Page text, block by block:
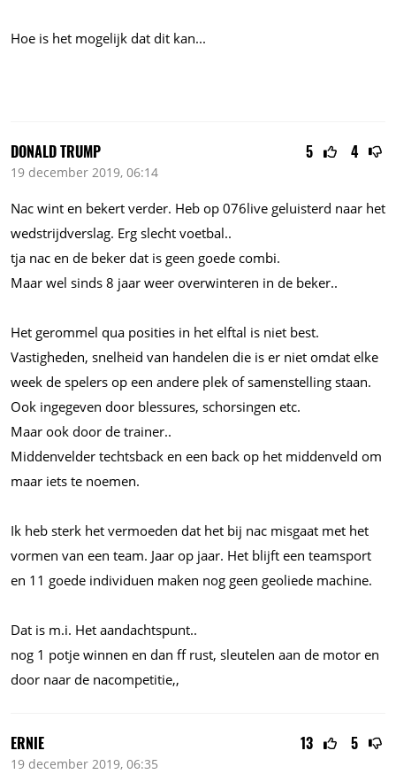
Hoe is het mogelijk dat dit kan...
5 4
DONALD TRUMP
19 december 2019, 06:14
Nac wint en bekert verder. Heb op 076live geluisterd naar het
wedstrijdverslag. Erg slecht voetbal..
tja nac en de beker dat is geen goede combi.
Maar wel sinds 8 jaar weer overwinteren in de beker..
Het gerommel qua posities in het elftal is niet best.
Vastigheden, snelheid van handelen die is er niet omdat elke
week de spelers op een andere plek of samenstelling staan.
Ook ingegeven door blessures, schorsingen etc.
Maar ook door de trainer..
Middenvelder techtsback en een back op het middenveld om
maar iets te noemen.
Ik heb sterk het vermoeden dat het bij nac misgaat met het
vormen van een team. Jaar op jaar. Het blijft een teamsport
en 11 goede individuen maken nog geen geoliede machine.
Dat is m.i. Het aandachtspunt..
nog 1 potje winnen en dan ff rust, sleutelen aan de motor en
door naar de nacompetitie,,
13 5
ERNIE
19 december 2019, 06:35